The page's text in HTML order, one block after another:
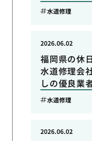
水道修理
福岡県の休
水道修理会
しの優良業
2026.06.02
水道修理
2026.06.02